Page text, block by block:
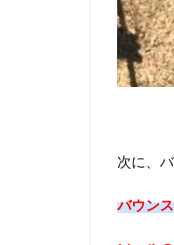
次に、
バウン